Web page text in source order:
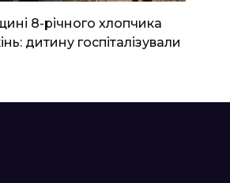
8-річного хлопчика
дитину госпіталізували